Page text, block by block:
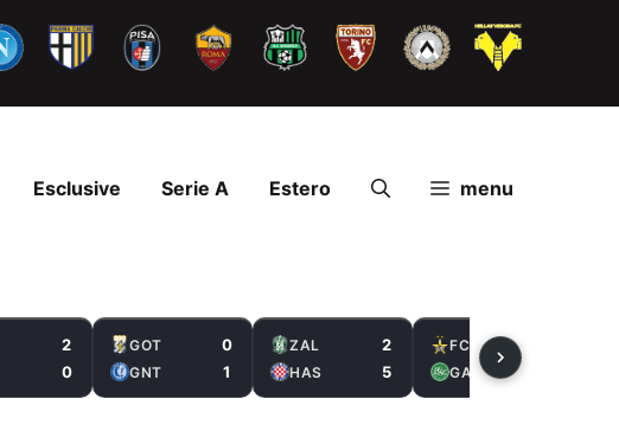
Esclusive Serie A Estero menu
2
0
GOT 0
GNT 1
ZAL 2
HAS 5
FCS
GAL